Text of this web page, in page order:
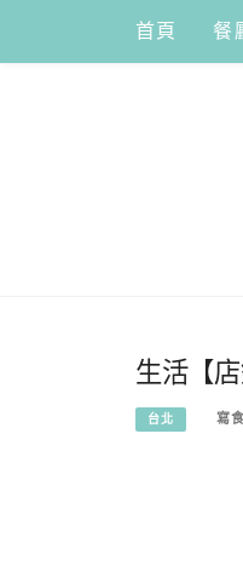
content
首頁 餐
生活【
台北 寫